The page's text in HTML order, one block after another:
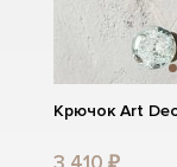
Крючок Art